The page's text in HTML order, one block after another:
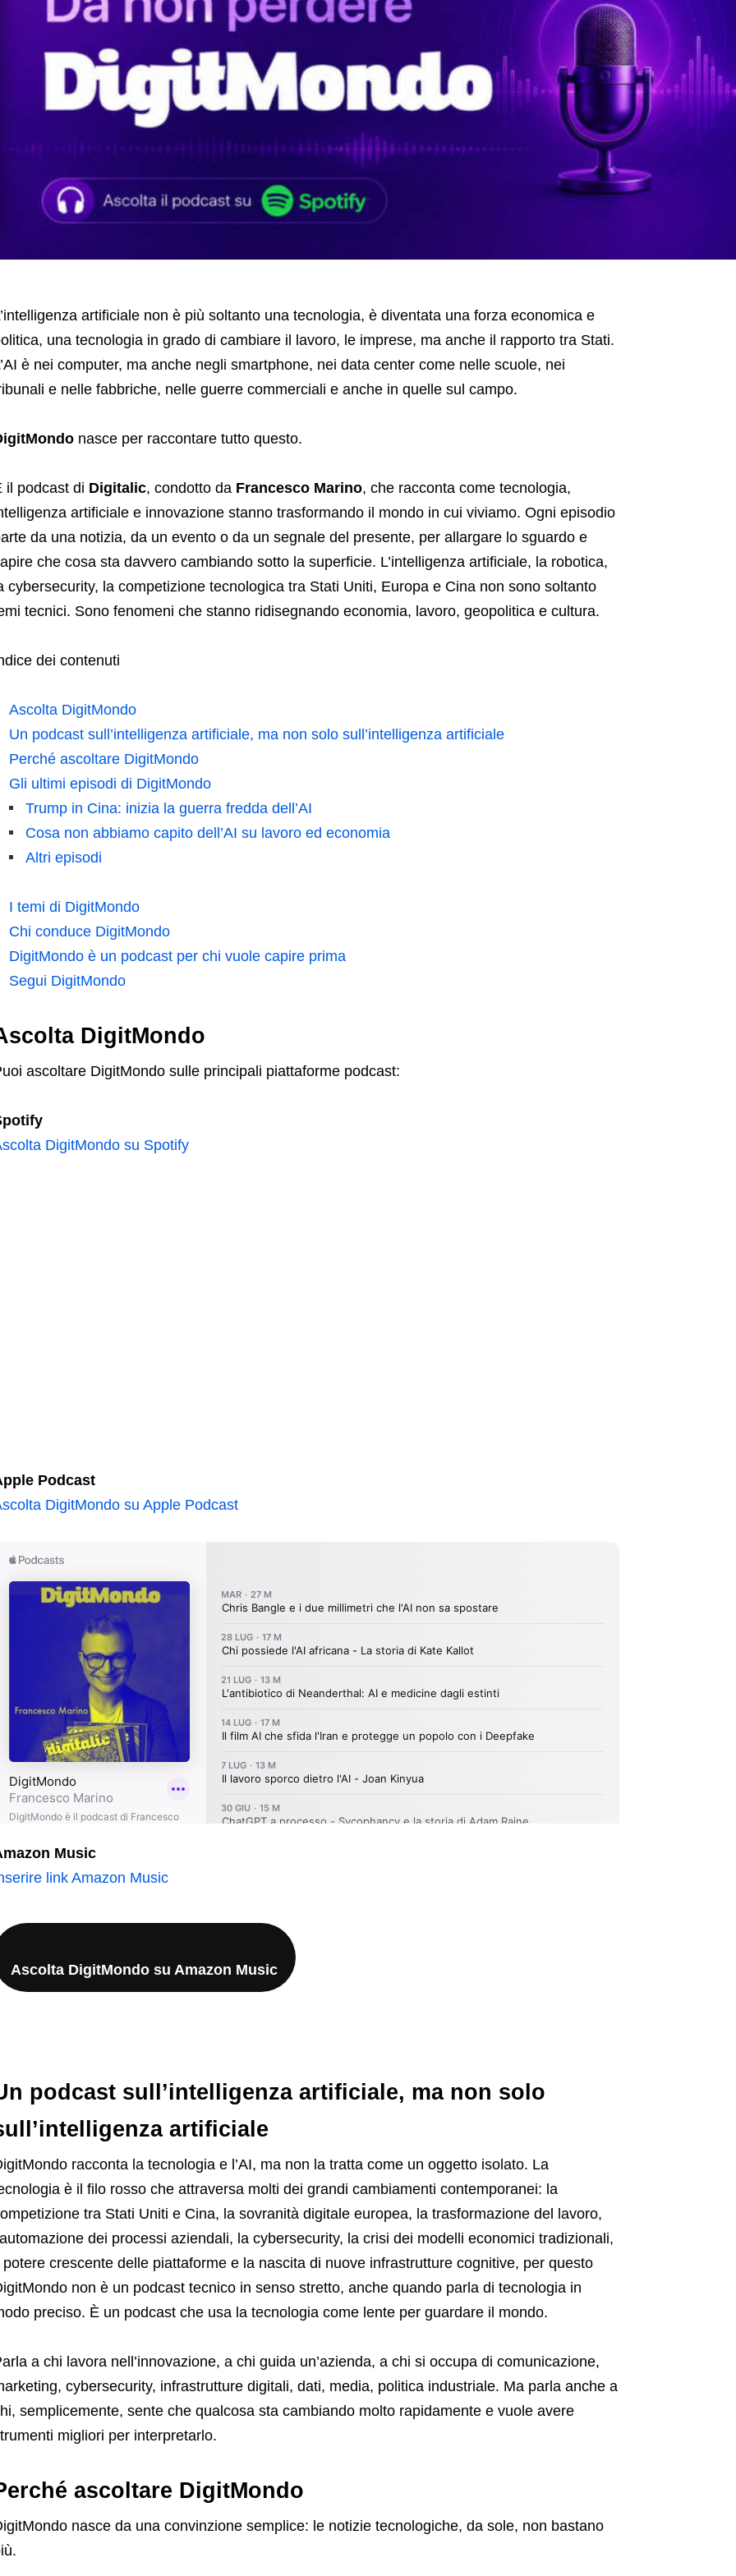
artificiale non è più soltanto una tecnologia, è diventata una forza economica e
una tecnologia in grado di cambiare il lavoro, le imprese, ma anche il rapporto tra Stati.
è nei computer, ma anche negli smartphone, nei data center come nelle scuole, nei
e nelle fabbriche, nelle guerre commerciali e anche in quelle sul campo.
nasce per raccontare tutto questo.
il podcast di Digitalic, condotto da Francesco Marino, che racconta come tecnologia,
artificiale e innovazione stanno trasformando il mondo in cui viviamo. Ogni episodio
da una notizia, da un evento o da un segnale del presente, per allargare lo sguardo e
che cosa sta davvero cambiando sotto la superficie. L’intelligenza artificiale, la robotica,
cybersecurity, la competizione tecnologica tra Stati Uniti, Europa e Cina non sono soltanto
tecnici. Sono fenomeni che stanno ridisegnando economia, lavoro, geopolitica e cultura.
dei contenuti
Ascolta DigitMondo
Un podcast sull’intelligenza artificiale, ma non solo sull’intelligenza artificiale
Perché ascoltare DigitMondo
Gli ultimi episodi di DigitMondo
Trump in Cina: inizia la guerra fredda dell’AI
Cosa non abbiamo capito dell’AI su lavoro ed economia
Altri episodi
I temi di DigitMondo
Chi conduce DigitMondo
DigitMondo è un podcast per chi vuole capire prima
Segui DigitMondo
DigitMondo
ascoltare DigitMondo sulle principali piattaforme podcast:
DigitMondo su Spotify
Podcast
DigitMondo su Apple Podcast
Music
link Amazon Music
Ascolta DigitMondo su Amazon Music
podcast sull’intelligenza artificiale, ma non solo
artificiale
racconta la tecnologia e l’AI, ma non la tratta come un oggetto isolato. La
è il filo rosso che attraversa molti dei grandi cambiamenti contemporanei: la
tra Stati Uniti e Cina, la sovranità digitale europea, la trasformazione del lavoro,
dei processi aziendali, la cybersecurity, la crisi dei modelli economici tradizionali,
potere crescente delle piattaforme e la nascita di nuove infrastrutture cognitive, per questo
non è un podcast tecnico in senso stretto, anche quando parla di tecnologia in
preciso. È un podcast che usa la tecnologia come lente per guardare il mondo.
a chi lavora nell’innovazione, a chi guida un’azienda, a chi si occupa di comunicazione,
cybersecurity, infrastrutture digitali, dati, media, politica industriale. Ma parla anche a
semplicemente, sente che qualcosa sta cambiando molto rapidamente e vuole avere
migliori per interpretarlo.
ascoltare DigitMondo
nasce da una convinzione semplice: le notizie tecnologiche, da sole, non bastano